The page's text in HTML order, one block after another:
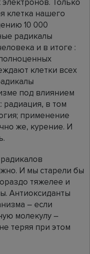
Только
клетка нашего
10 000
радикалы
и в итоге :
клетки всех
под влиянием
радиация, в том
применение
же, курение. И
И мы старели бы
тяжелее и
Антиоксиданты
– если
молекулу –
теряя при этом